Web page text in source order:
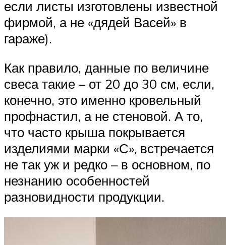
если листы изготовлены известной
фирмой, а не «дядей Васей» в
гараже).
Как правило, данные по величине
свеса такие – от 20 до 30 см, если,
конечно, это именно кровельный
профнастил, а не стеновой. А то,
что часто крыша покрывается
изделиями марки «С», встречается
не так уж и редко – в основном, по
незнанию особенностей
разновидности продукции.